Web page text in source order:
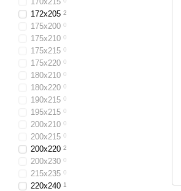
172x205 2
175x200 0
175x210 0
175x215 0
175x220 0
180x210 0
180x220 0
190x215 0
195x215 0
200x210 0
200x215 0
200x220 2
200x230 0
215x235 0
220x240 1